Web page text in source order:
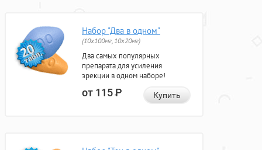
Набор "Два в одном"
(10x100мг, 10x20мг)
Два самых популярных
препарата для усиления
эрекции в одном наборе!
от 115Р Купить